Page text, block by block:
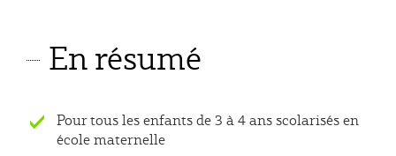
En résumé
S'applique
Pour tous les enfants de 3 à 4 ans scolarisés en
école maternelle